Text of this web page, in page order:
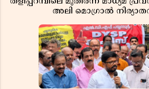
അലി മൊഗ്രാൽ